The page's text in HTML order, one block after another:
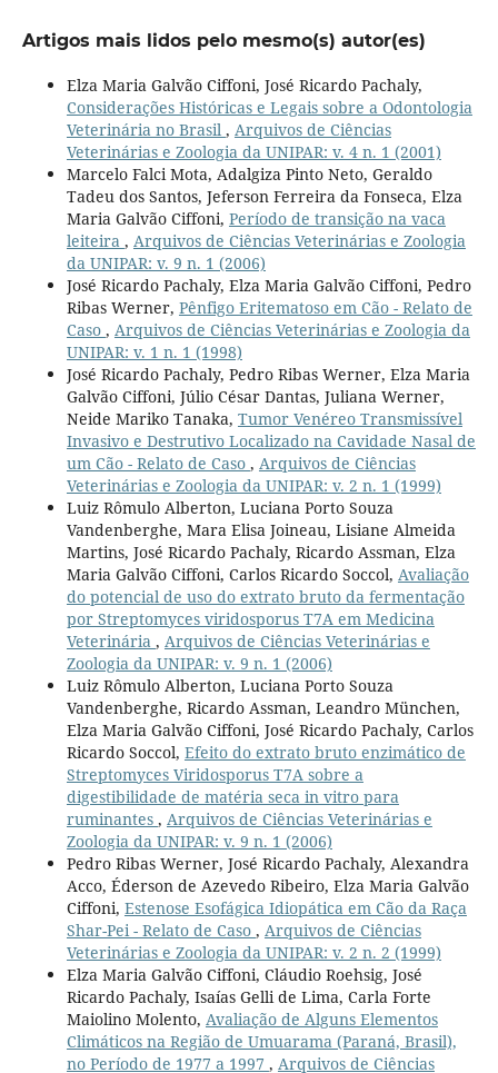
Artigos mais lidos pelo mesmo(s) autor(es)
Elza Maria Galvão Ciffoni, José Ricardo Pachaly,
Considerações Históricas e Legais sobre a Odontologia
Veterinária no Brasil , Arquivos de Ciências
Veterinárias e Zoologia da UNIPAR: v. 4 n. 1 (2001)
Marcelo Falci Mota, Adalgiza Pinto Neto, Geraldo
Tadeu dos Santos, Jeferson Ferreira da Fonseca, Elza
Maria Galvão Ciffoni, Período de transição na vaca
leiteira , Arquivos de Ciências Veterinárias e Zoologia
da UNIPAR: v. 9 n. 1 (2006)
José Ricardo Pachaly, Elza Maria Galvão Ciffoni, Pedro
Ribas Werner, Pênfigo Eritematoso em Cão - Relato de
Caso , Arquivos de Ciências Veterinárias e Zoologia da
UNIPAR: v. 1 n. 1 (1998)
José Ricardo Pachaly, Pedro Ribas Werner, Elza Maria
Galvão Ciffoni, Júlio César Dantas, Juliana Werner,
Neide Mariko Tanaka, Tumor Venéreo Transmissível
Invasivo e Destrutivo Localizado na Cavidade Nasal de
um Cão - Relato de Caso , Arquivos de Ciências
Veterinárias e Zoologia da UNIPAR: v. 2 n. 1 (1999)
Luiz Rômulo Alberton, Luciana Porto Souza
Vandenberghe, Mara Elisa Joineau, Lisiane Almeida
Martins, José Ricardo Pachaly, Ricardo Assman, Elza
Maria Galvão Ciffoni, Carlos Ricardo Soccol, Avaliação
do potencial de uso do extrato bruto da fermentação
por Streptomyces viridosporus T7A em Medicina
Veterinária , Arquivos de Ciências Veterinárias e
Zoologia da UNIPAR: v. 9 n. 1 (2006)
Luiz Rômulo Alberton, Luciana Porto Souza
Vandenberghe, Ricardo Assman, Leandro München,
Elza Maria Galvão Ciffoni, José Ricardo Pachaly, Carlos
Ricardo Soccol, Efeito do extrato bruto enzimático de
Streptomyces Viridosporus T7A sobre a
digestibilidade de matéria seca in vitro para
ruminantes , Arquivos de Ciências Veterinárias e
Zoologia da UNIPAR: v. 9 n. 1 (2006)
Pedro Ribas Werner, José Ricardo Pachaly, Alexandra
Acco, Éderson de Azevedo Ribeiro, Elza Maria Galvão
Ciffoni, Estenose Esofágica Idiopática em Cão da Raça
Shar-Pei - Relato de Caso , Arquivos de Ciências
Veterinárias e Zoologia da UNIPAR: v. 2 n. 2 (1999)
Elza Maria Galvão Ciffoni, Cláudio Roehsig, José
Ricardo Pachaly, Isaías Gelli de Lima, Carla Forte
Maiolino Molento, Avaliação de Alguns Elementos
Climáticos na Região de Umuarama (Paraná, Brasil),
no Período de 1977 a 1997 , Arquivos de Ciências